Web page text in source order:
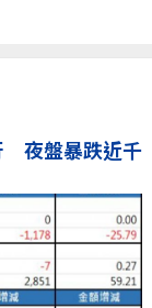
夜盤暴跌近千